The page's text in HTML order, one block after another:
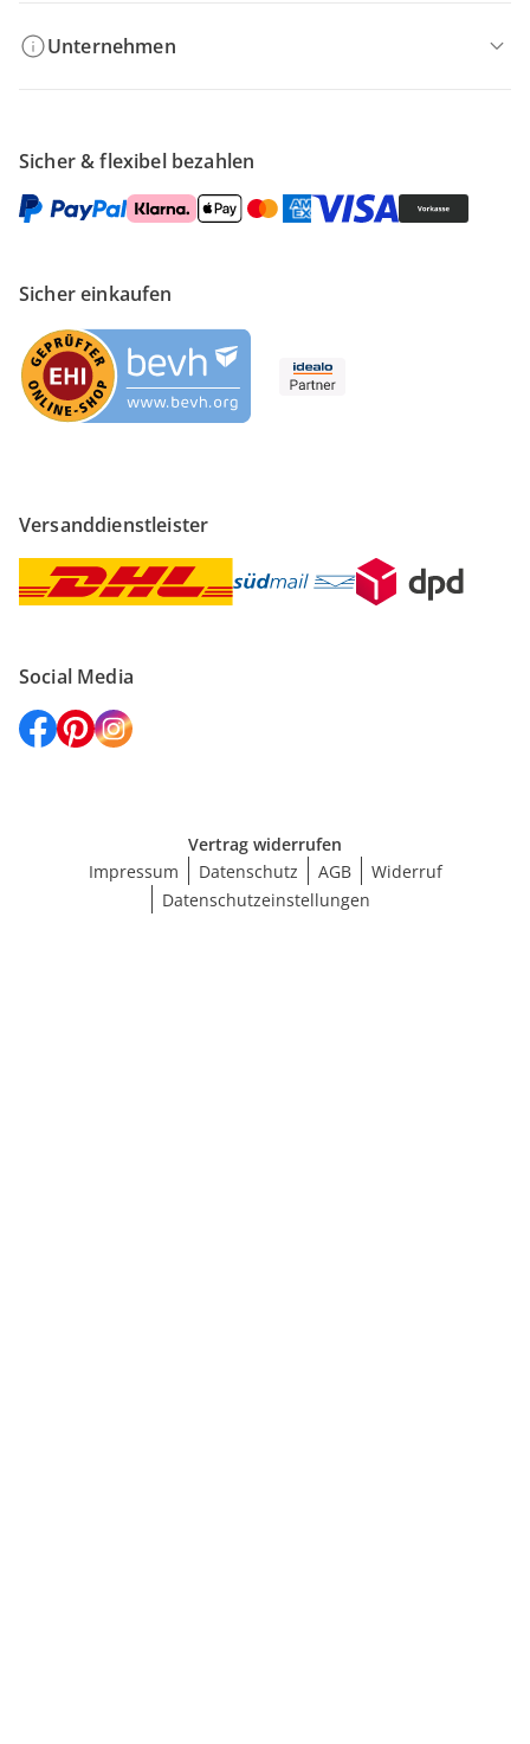
Unternehmen
Sicher & flexibel bezahlen
Sicher einkaufen
Versanddienstleister
Social Media
Vertrag widerrufen
Impressum
Datenschutz AGB
Widerruf
Datenschutzeinstellungen